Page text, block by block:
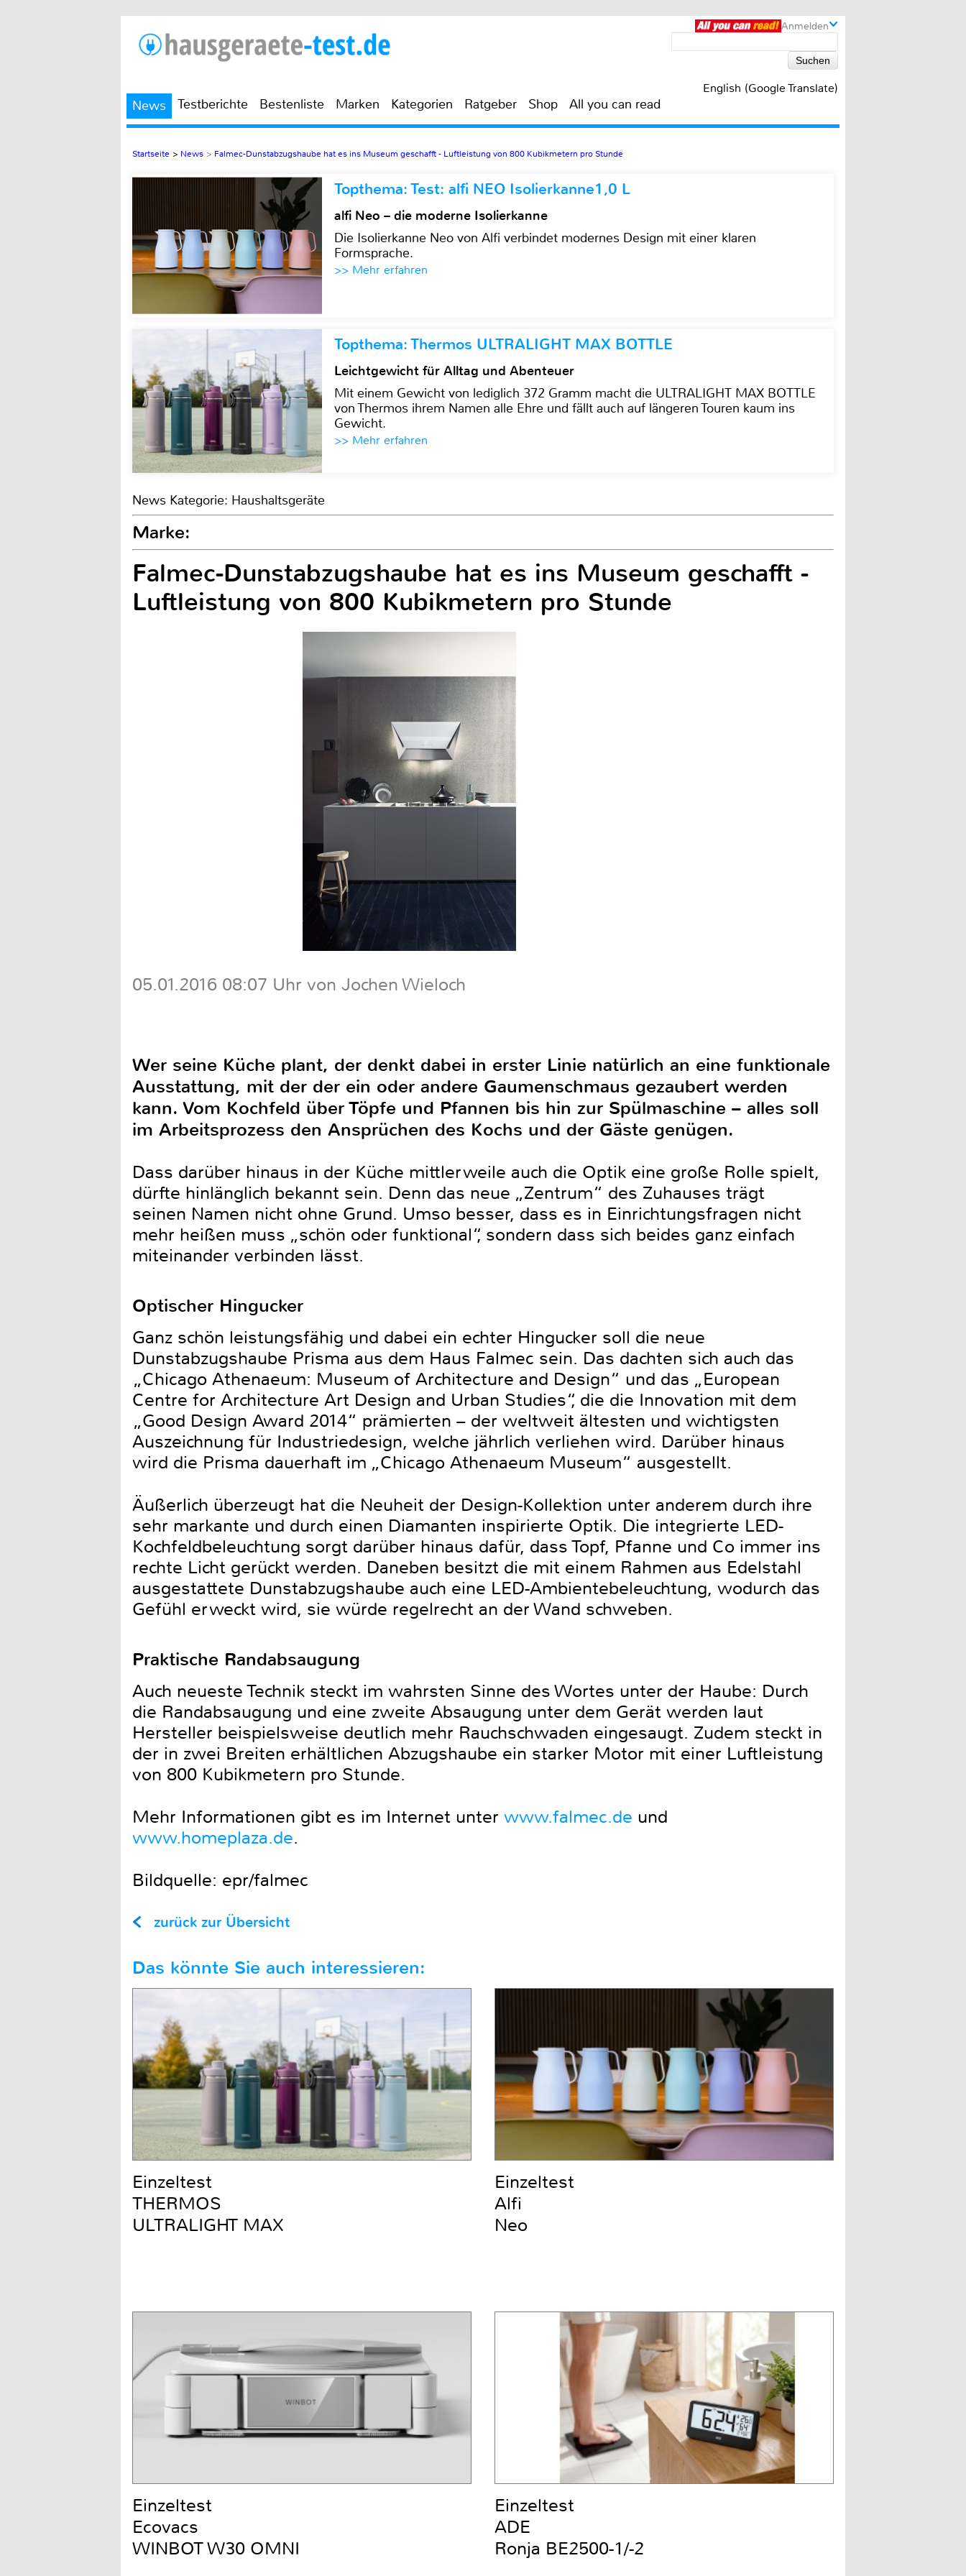
Anmelden
English (Google Translate)
News Testberichte Bestenliste Marken Kategorien Ratgeber Shop All you can read
Startseite > News > Falmec-Dunstabzugshaube hat es ins Museum geschafft - Luftleistung von 800 Kubikmetern pro Stunde
Topthema: Test: alfi NEO Isolierkanne1,0 L
alfi Neo – die moderne Isolierkanne
Die Isolierkanne Neo von Alfi verbindet modernes Design mit einer klaren
Formsprache.
>> Mehr erfahren
Topthema: Thermos ULTRALIGHT MAX BOTTLE
Leichtgewicht für Alltag und Abenteuer
Mit einem Gewicht von lediglich 372 Gramm macht die ULTRALIGHT MAX BOTTLE
von Thermos ihrem Namen alle Ehre und fällt auch auf längeren Touren kaum ins
Gewicht.
>> Mehr erfahren
News Kategorie: Haushaltsgeräte
Marke:
Falmec-Dunstabzugshaube hat es ins Museum geschafft -
Luftleistung von 800 Kubikmetern pro Stunde
05.01.2016 08:07 Uhr von Jochen Wieloch
Wer seine Küche plant, der denkt dabei in erster Linie natürlich an eine funktionale
Ausstattung, mit der der ein oder andere Gaumenschmaus gezaubert werden
kann. Vom Kochfeld über Töpfe und Pfannen bis hin zur Spülmaschine – alles soll
im Arbeitsprozess den Ansprüchen des Kochs und der Gäste genügen.
Dass darüber hinaus in der Küche mittlerweile auch die Optik eine große Rolle spielt,
dürfte hinlänglich bekannt sein. Denn das neue „Zentrum“ des Zuhauses trägt
seinen Namen nicht ohne Grund. Umso besser, dass es in Einrichtungsfragen nicht
mehr heißen muss „schön oder funktional“, sondern dass sich beides ganz einfach
miteinander verbinden lässt.
Optischer Hingucker
Ganz schön leistungsfähig und dabei ein echter Hingucker soll die neue
Dunstabzugshaube Prisma aus dem Haus Falmec sein. Das dachten sich auch das
„Chicago Athenaeum: Museum of Architecture and Design“ und das „European
Centre for Architecture Art Design and Urban Studies“, die die Innovation mit dem
„Good Design Award 2014“ prämierten – der weltweit ältesten und wichtigsten
Auszeichnung für Industriedesign, welche jährlich verliehen wird. Darüber hinaus
wird die Prisma dauerhaft im „Chicago Athenaeum Museum“ ausgestellt.
Äußerlich überzeugt hat die Neuheit der Design-Kollektion unter anderem durch ihre
sehr markante und durch einen Diamanten inspirierte Optik. Die integrierte LED-
Kochfeldbeleuchtung sorgt darüber hinaus dafür, dass Topf, Pfanne und Co immer ins
rechte Licht gerückt werden. Daneben besitzt die mit einem Rahmen aus Edelstahl
ausgestattete Dunstabzugshaube auch eine LED-Ambientebeleuchtung, wodurch das
Gefühl erweckt wird, sie würde regelrecht an der Wand schweben.
Praktische Randabsaugung
Auch neueste Technik steckt im wahrsten Sinne des Wortes unter der Haube: Durch
die Randabsaugung und eine zweite Absaugung unter dem Gerät werden laut
Hersteller beispielsweise deutlich mehr Rauchschwaden eingesaugt. Zudem steckt in
der in zwei Breiten erhältlichen Abzugshaube ein starker Motor mit einer Luftleistung
von 800 Kubikmetern pro Stunde.
Mehr Informationen gibt es im Internet unter www.falmec.de und
www.homeplaza.de.
Bildquelle: epr/falmec
zurück zur Übersicht
Das könnte Sie auch interessieren:
Einzeltest
THERMOS
ULTRALIGHT MAX
Einzeltest
Alfi
Neo
Einzeltest
Ecovacs
WINBOT W30 OMNI
Einzeltest
ADE
Ronja BE2500-1/-2